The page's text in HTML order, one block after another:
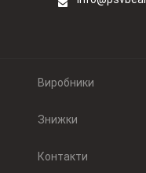
Виробники
Знижки
Контакти